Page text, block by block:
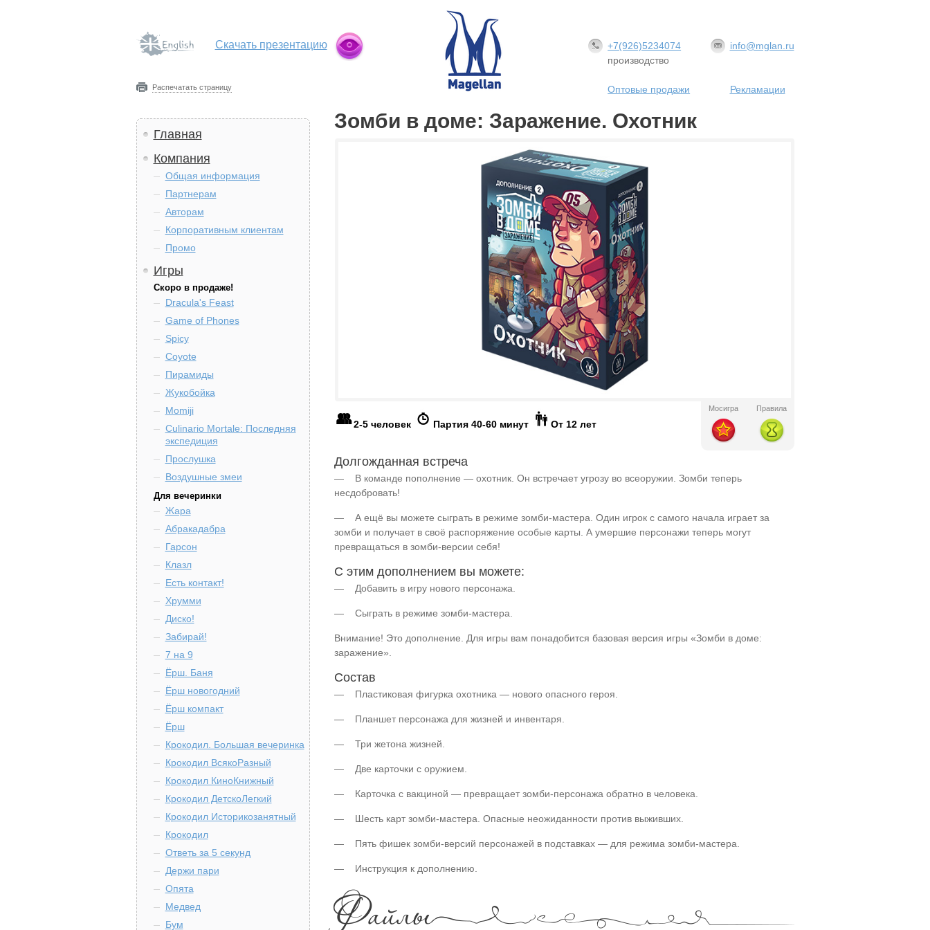
Скачать презентацию info@mglan.ru
Рекламации
+7(926)5234074
производство
Оптовые продажи
Распечатать страницу
Главная
Компания
Общая информация
Партнерам
Авторам
Корпоративным клиентам
Промо
Игры
Скоро в продаже!
Dracula's Feast
Game of Phones
Spicy
Coyote
Пирамиды
Жукобойка
Momiji
Culinario Mortale: Последняя
экспедиция
Прослушка
Воздушные змеи
Для вечеринки
Жара
Абракадабра
Гарсон
Клазл
Есть контакт!
Хрумми
Диско!
Забирай!
7 на 9
Ёрш. Баня
Ёрш новогодний
Ёрш компакт
Ёрш
Крокодил. Большая вечеринка
Крокодил ВсякоРазный
Крокодил КиноКнижный
Крокодил ДетскоЛегкий
Крокодил Историкозанятный
Крокодил
Ответь за 5 секунд
Держи пари
Опята
Медвед
Бум
Зомби в доме: Заражение. Охотник
Мосигра Правила
2-5 человек Партия 40-60 минут От 12 лет
Долгожданная встреча
— В команде пополнение — охотник. Он встречает угрозу во всеоружии. Зомби теперь
несдобровать!
— А ещё вы можете сыграть в режиме зомби-мастера. Один игрок с самого начала играет за
зомби и получает в своё распоряжение особые карты. А умершие персонажи теперь могут
превращаться в зомби-версии себя!
С этим дополнением вы можете:
— Добавить в игру нового персонажа.
— Сыграть в режиме зомби-мастера.
Внимание! Это дополнение. Для игры вам понадобится базовая версия игры «Зомби в доме:
заражение».
Состав
— Пластиковая фигурка охотника — нового опасного героя.
— Планшет персонажа для жизней и инвентаря.
— Три жетона жизней.
— Две карточки с оружием.
— Карточка с вакциной — превращает зомби-персонажа обратно в человека.
— Шесть карт зомби-мастера. Опасные неожиданности против выживших.
— Пять фишек зомби-версий персонажей в подставках — для режима зомби-мастера.
— Инструкция к дополнению.